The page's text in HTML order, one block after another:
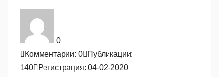
0
Комментарии: 0
Публикации:
140
Регистрация: 04-02-2020